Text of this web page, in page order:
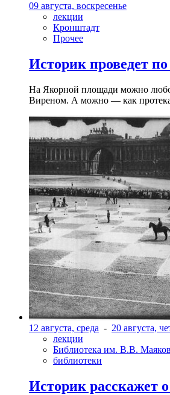
09 августа, воскресенье
лекции
Кронштадт
Прочее
Историк проведет
На Якорной площади можно
Виреном. А можно — как
12 августа, среда - 20 августа,
лекции
Библиотека им. В.В.
библиотеки
Историк расскажет